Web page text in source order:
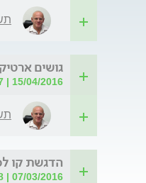
גושים
15/04/2016 | 17:27 | מאת: מיכל
הדגשת קו
07/03/2016 | 11:18 | מאת: פלוני